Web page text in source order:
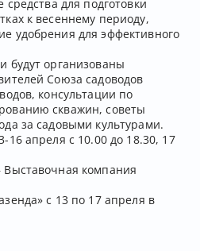
средства для подготовки
к весеннему периоду,
удобрения для эффективного
будут организованы
Союза садоводов
консультации по
скважин, советы
за садовыми культурами.
16 апреля с 10.00 до 18.30, 17
Выставочная компания
с 13 по 17 апреля в